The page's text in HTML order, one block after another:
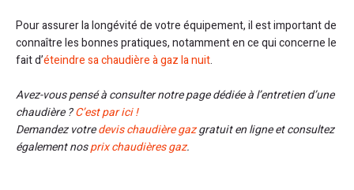
Pour assurer la longévité de votre équipement, il est important de
connaître les bonnes pratiques, notamment en ce qui concerne le
fait d’éteindre sa chaudière à gaz la nuit.
Avez-vous pensé à consulter notre page dédiée à l’entretien d’une
chaudière ?C’est par ici !
Demandez votredevis chaudière gazgratuit en ligne et consultez
également nosprix chaudières gaz.